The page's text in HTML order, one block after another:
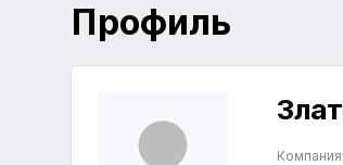
Профиль
Компания: